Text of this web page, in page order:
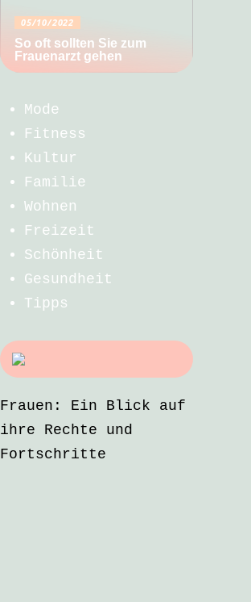
05/10/2022
So oft sollten Sie zum
Frauenarzt gehen
Mode
Fitness
Kultur
Familie
Wohnen
Freizeit
Schönheit
Gesundheit
Tipps
Frauen: Ein Blick auf
ihre Rechte und
Fortschritte